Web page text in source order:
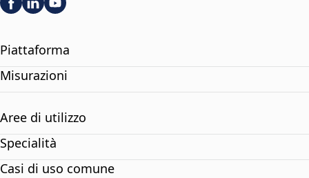
Piattaforma
Misurazioni
Aree di utilizzo
Specialità
Casi di uso comune